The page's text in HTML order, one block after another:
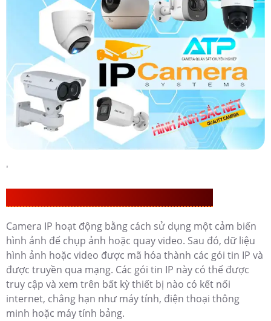
'
Camera IP hoạt động bằng cách sử dụng một cảm biến
hình ảnh để chụp ảnh hoặc quay video. Sau đó, dữ liệu
hình ảnh hoặc video được mã hóa thành các gói tin IP và
được truyền qua mạng. Các gói tin IP này có thể được
truy cập và xem trên bất kỳ thiết bị nào có kết nối
internet, chẳng hạn như máy tính, điện thoại thông
minh hoặc máy tính bảng.